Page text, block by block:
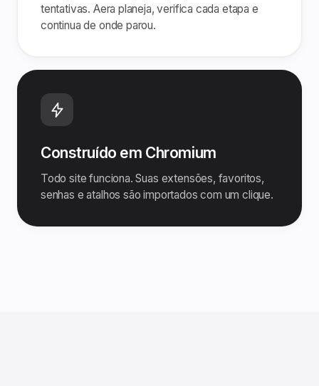
tentativas. Aera planeja, verifica cada etapa e
continua de onde parou.
Construído em Chromium
Todo site funciona. Suas extensões, favoritos,
senhas e atalhos são importados com um clique.